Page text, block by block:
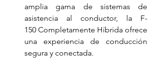
amplia gama de sistemas de
asistencia al conductor, la F-
150 Completamente Híbrida ofrece
una experiencia de conducción
segura y conectada.